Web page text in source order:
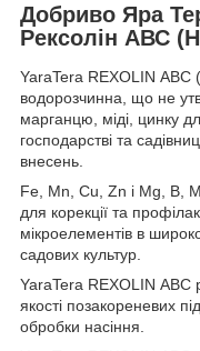
Добриво Яра
Рексолін АВС
YaraTera REXOLIN АВС
водорозчинна, що не
марганцю, міді, цинку
господарстві та
внесень.
Fe, Mn, Cu, Zn і Mg, B,
для корекції та
мікроелементів в
садових культур.
YaraTera REXOLIN АВС
якості позакореневих
обробки насіння.